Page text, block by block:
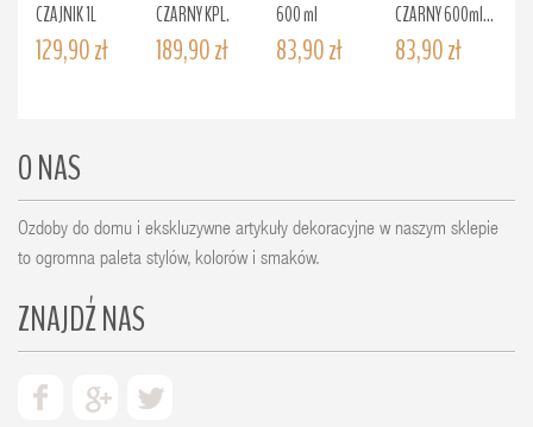
CZAJNIK 1L
129,90 zł
CZARNY KPL.
189,90 zł
600 ml
83,90 zł
CZARNY 600ml...
83,90 zł
O NAS
Ozdoby do domu i ekskluzywne artykuły dekoracyjne w naszym sklepie
to ogromna paleta stylów, kolorów i smaków.
ZNAJDŹ NAS